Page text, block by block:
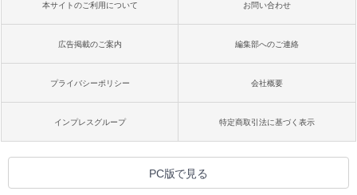
本サイトのご利用について お問い合わせ
広告掲載のご案内 編集部へのご連絡
プライバシーポリシー 会社概要
インプレスグループ 特定商取引法に基づく表示
PC版で見る